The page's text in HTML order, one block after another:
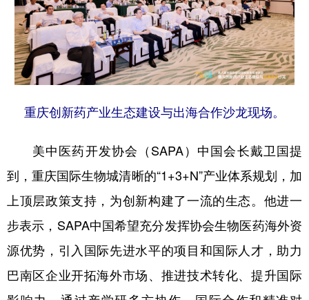
重庆创新药产业生态建设与出海合作沙龙现场。
美中医药开发协会（SAPA）中国会长戴卫国提
到，重庆国际生物城清晰的“1+3+N”产业体系规划，加
上顶层政策支持，为创新构建了一流的生态。他进一
步表示，SAPA中国希望充分发挥协会生物医药海外资
源优势，引入国际先进水平的项目和国际人才，助力
巴南区企业开拓海外市场、推进技术转化、提升国际